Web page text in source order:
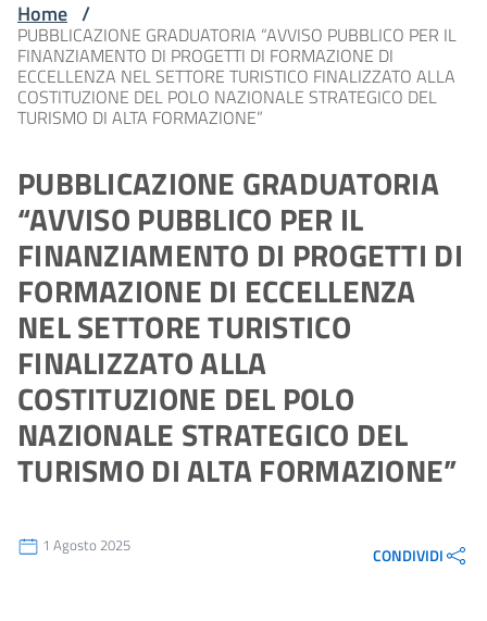
Home /
PUBBLICAZIONE GRADUATORIA “AVVISO PUBBLICO PER IL
FINANZIAMENTO DI PROGETTI DI FORMAZIONE DI
ECCELLENZA NEL SETTORE TURISTICO FINALIZZATO ALLA
COSTITUZIONE DEL POLO NAZIONALE STRATEGICO DEL
TURISMO DI ALTA FORMAZIONE”
PUBBLICAZIONE GRADUATORIA
“AVVISO PUBBLICO PER IL
FINANZIAMENTO DI PROGETTI DI
FORMAZIONE DI ECCELLENZA
NEL SETTORE TURISTICO
FINALIZZATO ALLA
COSTITUZIONE DEL POLO
NAZIONALE STRATEGICO DEL
TURISMO DI ALTA FORMAZIONE”
1 Agosto 2025 CONDIVIDI